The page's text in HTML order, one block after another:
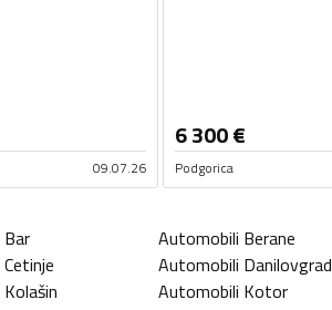
09.07.26
6 300€
Podgorica
Bar Automobili Berane
Cetinje Automobili Danilovgrad
Kolašin Automobili Kotor